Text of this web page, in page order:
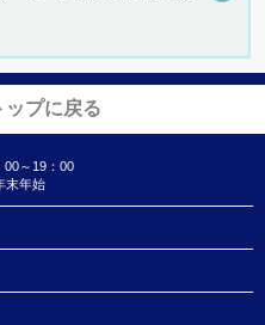
ップに戻る
00～19：00
末年始